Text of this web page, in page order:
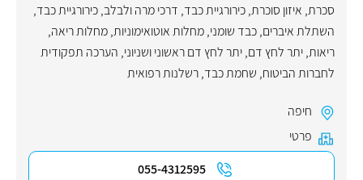
סכרת, איזון סוכרת,כירורגיית כבד, דרכי מרה ולבלב,כירורגיית כבד,
השתלת איברים,כבד שומני,מחלות אוטואימוניות,מחלות ריאה,
ריאות,יתר לחץ דם,יתר לחץ דם ראשוני ושניוני, הערכה תפקודית
לחברות הביטוח, שחמת כבד,רשלנות רפואית
חיפה
פרטי
055-4312595